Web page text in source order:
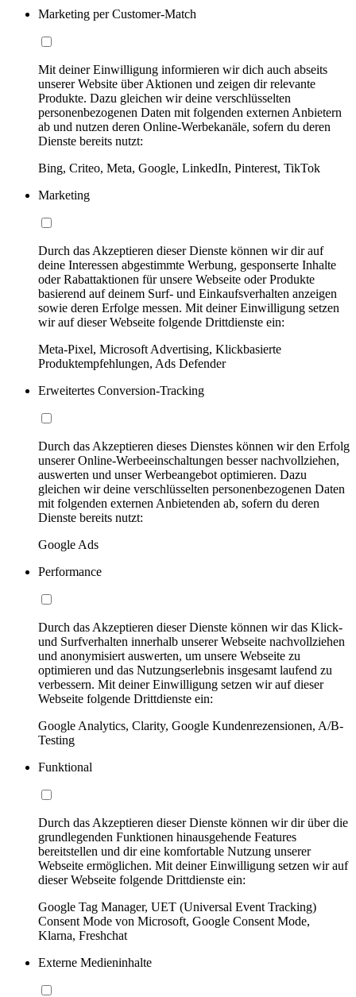
Marketing per Customer-Match
Mit deiner Einwilligung informieren wir dich auch abseits
unserer Website über Aktionen und zeigen dir relevante
Produkte. Dazu gleichen wir deine verschlüsselten
personenbezogenen Daten mit folgenden externen Anbietern
ab und nutzen deren Online-Werbekanäle, sofern du deren
Dienste bereits nutzt:
Bing, Criteo, Meta, Google, LinkedIn, Pinterest, TikTok
Marketing
Durch das Akzeptieren dieser Dienste können wir dir auf
deine Interessen abgestimmte Werbung, gesponserte Inhalte
oder Rabattaktionen für unsere Webseite oder Produkte
basierend auf deinem Surf- und Einkaufsverhalten anzeigen
sowie deren Erfolge messen. Mit deiner Einwilligung setzen
wir auf dieser Webseite folgende Drittdienste ein:
Meta-Pixel, Microsoft Advertising, Klickbasierte
Produktempfehlungen, Ads Defender
Erweitertes Conversion-Tracking
Durch das Akzeptieren dieses Dienstes können wir den Erfolg
unserer Online-Werbeeinschaltungen besser nachvollziehen,
auswerten und unser Werbeangebot optimieren. Dazu
gleichen wir deine verschlüsselten personenbezogenen Daten
mit folgenden externen Anbietenden ab, sofern du deren
Dienste bereits nutzt:
Google Ads
Performance
Durch das Akzeptieren dieser Dienste können wir das Klick-
und Surfverhalten innerhalb unserer Webseite nachvollziehen
und anonymisiert auswerten, um unsere Webseite zu
optimieren und das Nutzungserlebnis insgesamt laufend zu
verbessern. Mit deiner Einwilligung setzen wir auf dieser
Webseite folgende Drittdienste ein:
Google Analytics, Clarity, Google Kundenrezensionen, A/B-
Testing
Funktional
Durch das Akzeptieren dieser Dienste können wir dir über die
grundlegenden Funktionen hinausgehende Features
bereitstellen und dir eine komfortable Nutzung unserer
Webseite ermöglichen. Mit deiner Einwilligung setzen wir auf
dieser Webseite folgende Drittdienste ein:
Google Tag Manager, UET (Universal Event Tracking)
Consent Mode von Microsoft, Google Consent Mode,
Klarna, Freshchat
Externe Medieninhalte